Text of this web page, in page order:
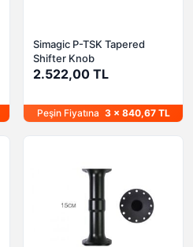
Simagic P-TSK Tapered
Shifter Knob
2.522,00 TL
Peşin Fiyatına 3 x 840,67 TL